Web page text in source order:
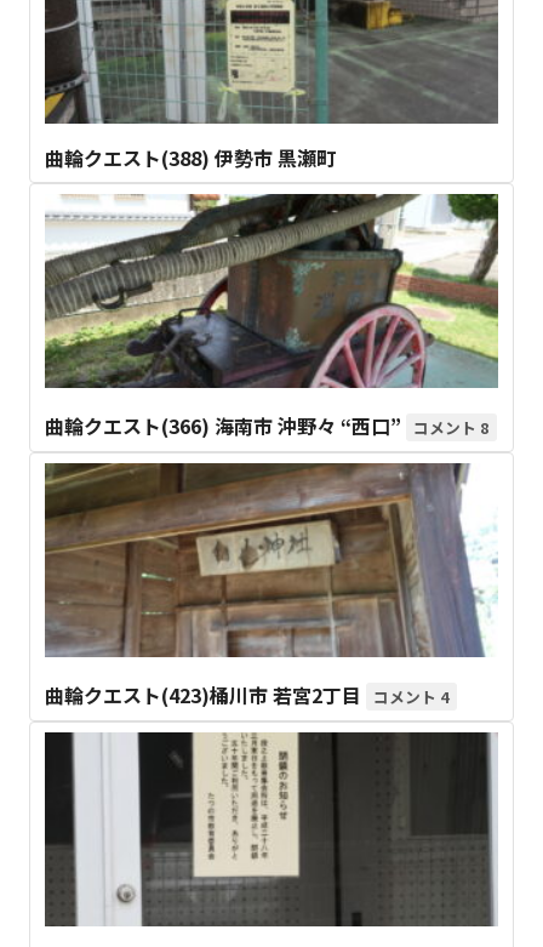
曲輪クエスト(388) 伊勢市 黒瀬町
曲輪クエスト(366) 海南市 沖野々 “西口” 8
曲輪クエスト(423)桶川市 若宮2丁目 4